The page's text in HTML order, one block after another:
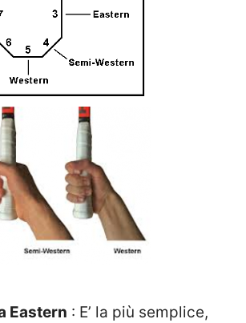
Eastern : E’ la più semplice,